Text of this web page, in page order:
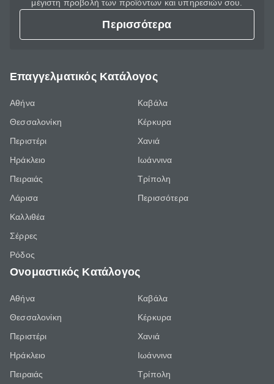
μέγιστη προβολή των προϊόντων και υπηρεσιών σου.
Περισσότερα
Επαγγελματικός Κατάλογος
Αθήνα
Θεσσαλονίκη
Περιστέρι
Ηράκλειο
Πειραιάς
Λάρισα
Καλλιθέα
Σέρρες
Ρόδος
Καβάλα
Κέρκυρα
Χανιά
Ιωάννινα
Τρίπολη
Περισσότερα
Ονομαστικός Κατάλογος
Αθήνα
Θεσσαλονίκη
Περιστέρι
Ηράκλειο
Πειραιάς
Καβάλα
Κέρκυρα
Χανιά
Ιωάννινα
Τρίπολη